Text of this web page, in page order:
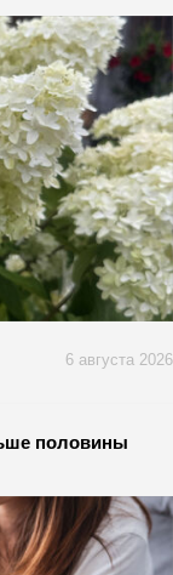
6 августа 2026
половины